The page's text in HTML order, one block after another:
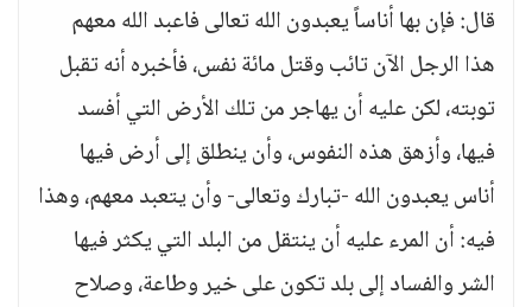
قال: فإن بها أناساً يعبدون الله تعالى فاعبد الله معهم
هذا الرجل الآن تائب وقتل مائة نفس، فأخبره أنه تقبل
توبته، لكن عليه أن يهاجر من تلك الأرض التي أفسد
فيها، وأزهق هذه النفوس، وأن ينطلق إلى أرض فيها
أناس يعبدون الله -تبارك وتعالى- وأن يتعبد معهم، وهذا
فيه: أن المرء عليه أن ينتقل من البلد التي يكثر فيها
الشر والفساد إلى بلد تكون على خير وطاعة، وصلاح